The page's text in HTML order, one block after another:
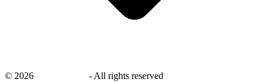
© 2026 -All rights reserved